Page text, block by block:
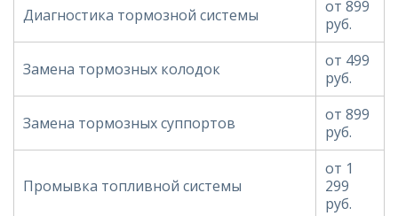
Диагностика тормозной системы
от 899
руб.
Замена тормозных колодок
от 499
руб.
Замена тормозных суппортов
от 899
руб.
Промывка топливной системы
от 1
299
руб.